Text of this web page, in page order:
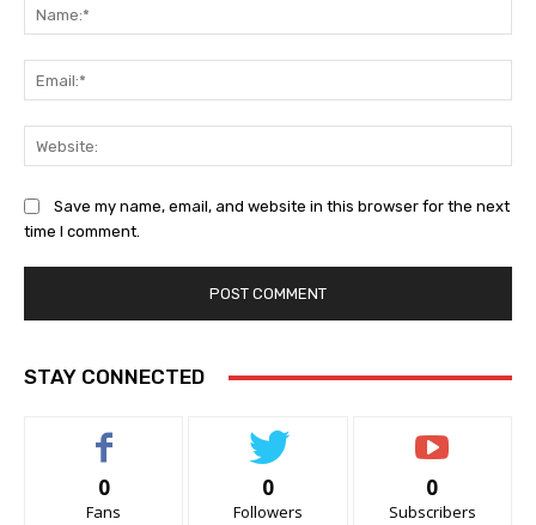
Save my name, email, and website in this browser for the next
time I comment.
STAY CONNECTED
0
Fans
0
Followers
0
Subscribers